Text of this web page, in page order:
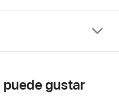
puede gustar